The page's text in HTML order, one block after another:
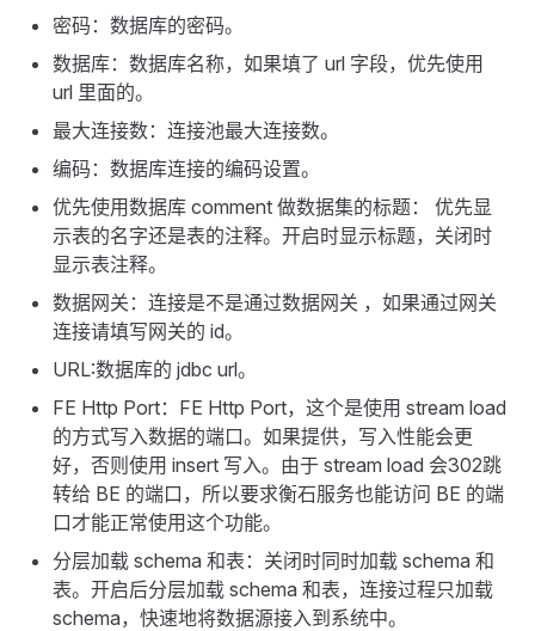
密码：数据库的密码。
数据库：数据库名称，如果填了 url 字段，优先使用
url 里面的。
最大连接数：连接池最大连接数。
编码：数据库连接的编码设置。
优先使用数据库 comment 做数据集的标题： 优先显
示表的名字还是表的注释。开启时显示标题，关闭时
显示表注释。
数据网关：连接是不是通过数据网关 ，如果通过网关
连接请填写网关的 id。
URL:数据库的 jdbc url。
FE Http Port：FE Http Port，这个是使用 stream load
的方式写入数据的端口。如果提供，写入性能会更
好，否则使用 insert 写入。由于 stream load 会302跳
转给 BE 的端口，所以要求衡石服务也能访问 BE 的端
口才能正常使用这个功能。
分层加载 schema 和表：关闭时同时加载 schema 和
表。开启后分层加载 schema 和表，连接过程只加载
schema，快速地将数据源接入到系统中。